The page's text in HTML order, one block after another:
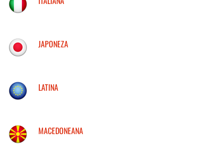
JAPONEZA
LATINA
MACEDONEANA